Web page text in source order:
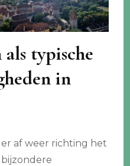
typische
in
af weer richting het